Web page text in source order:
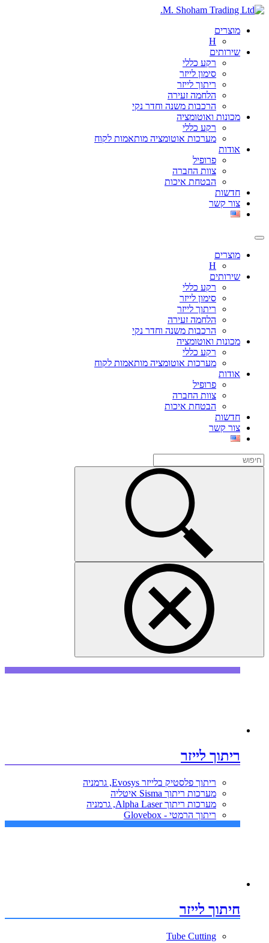
Skip
contentמוצרים
H
שירותים
רקע כללי
סימון לייזר
ריתוך לייזר
הלחמה זעירה
הרכבות משנה וחדר נקי
מכונות ואוטומציה
רקע כללי
מערכות אוטומציה מותאמות לקוח
אודות
פרופיל
צוות החברה
הבטחת איכות
חדשות
צור קשר
מוצרים
H
שירותים
רקע כללי
סימון לייזר
ריתוך לייזר
הלחמה זעירה
הרכבות משנה וחדר נקי
מכונות ואוטומציה
רקע כללי
מערכות אוטומציה מותאמות לקוח
אודות
פרופיל
צוות החברה
הבטחת איכות
חדשות
צור קשר
ריתוך לייזר
ריתוך פלסטיק בלייזר Evosys, גרמניה
מערכות ריתוך Sisma איטליה
מערכות ריתוך Alpha Laser, גרמניה
ריתוך הרמטי - Glovebox
חיתוך לייזר
Tube Cutting